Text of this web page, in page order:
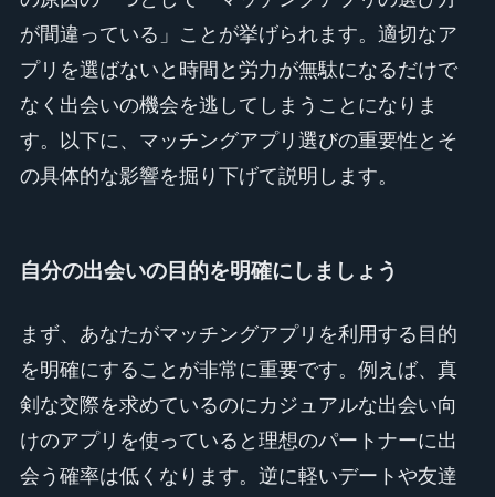
が間違っている」ことが挙げられます。適切なア
プリを選ばないと時間と労力が無駄になるだけで
なく出会いの機会を逃してしまうことになりま
す。以下に、マッチングアプリ選びの重要性とそ
の具体的な影響を掘り下げて説明します。
自分の出会いの目的を明確にしましょう
まず、あなたがマッチングアプリを利用する目的
を明確にすることが非常に重要です。例えば、真
剣な交際を求めているのにカジュアルな出会い向
けのアプリを使っていると理想のパートナーに出
会う確率は低くなります。逆に軽いデートや友達